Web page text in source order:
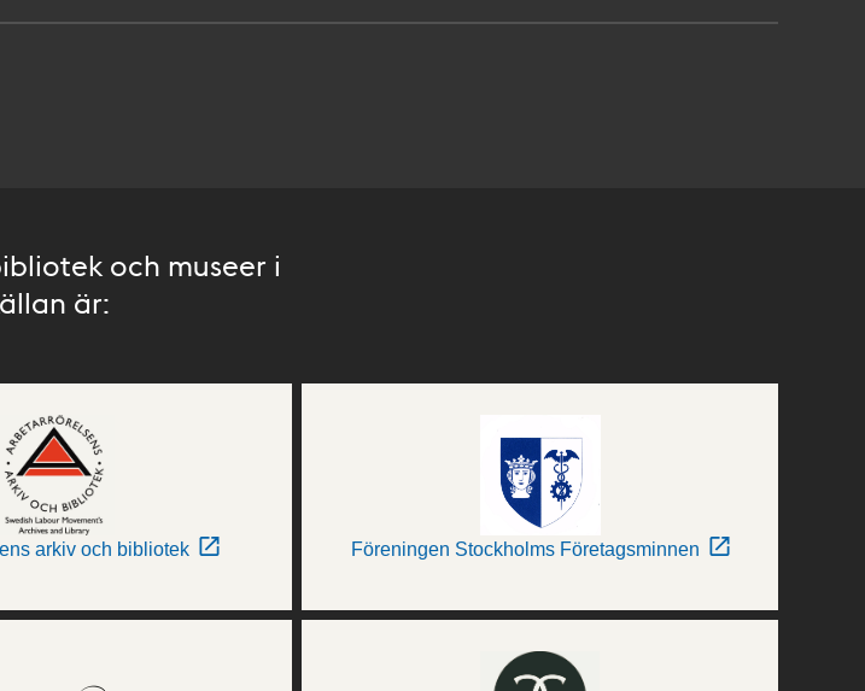
och museer i
är:
arkiv och bibliotek Föreningen Stockholms Företagsminnen